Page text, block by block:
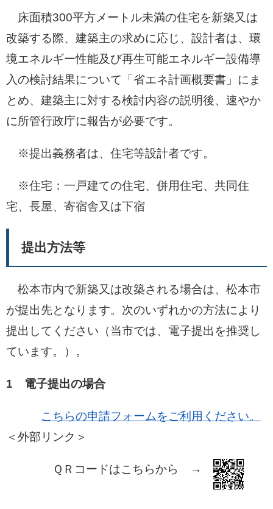
床面積300平方メートル未満の住宅を新築又は
改築する際、建築主の求めに応じ、設計者は、環
境エネルギー性能及び再生可能エネルギー設備導
入の検討結果について「省エネ計画概要書」にま
とめ、建築主に対する検討内容の説明後、速やか
に所管行政庁に報告が必要です。
※提出義務者は、住宅等設計者です。
※住宅：一戸建ての住宅、併用住宅、共同住
宅、長屋、寄宿舎又は下宿
提出方法等
松本市内で新築又は改築される場合は、松本市
が提出先となります。次のいずれかの方法により
提出してください（当市では、電子提出を推奨し
ています。）。
1 電子提出の場合
こちらの申請フォームをご利用ください。
＜外部リンク＞
ＱＲコードはこちらから →